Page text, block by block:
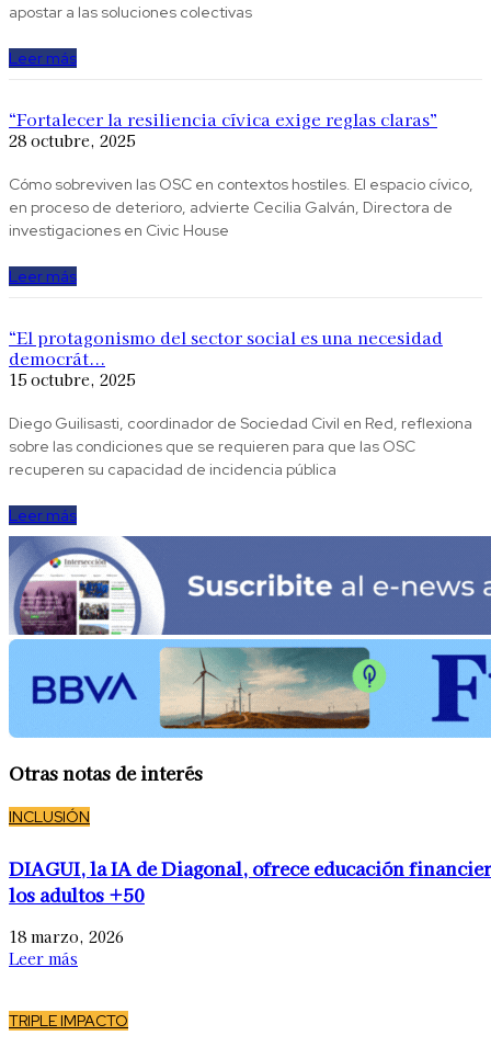
apostar a las soluciones colectivas
Leer más
“Fortalecer la resiliencia cívica exige reglas claras”
28 octubre, 2025
Cómo sobreviven las OSC en contextos hostiles. El espacio cívico,
en proceso de deterioro, advierte Cecilia Galván, Directora de
investigaciones en Civic House
Leer más
“El protagonismo del sector social es una necesidad
democrát...
15 octubre, 2025
Diego Guilisasti, coordinador de Sociedad Civil en Red, reflexiona
sobre las condiciones que se requieren para que las OSC
recuperen su capacidad de incidencia pública
Leer más
Otras notas de interés
INCLUSIÓN
DIAGUI, la IA de Diagonal, ofrece educación
los adultos +50
18 marzo, 2026
Leer más
TRIPLE IMPACTO